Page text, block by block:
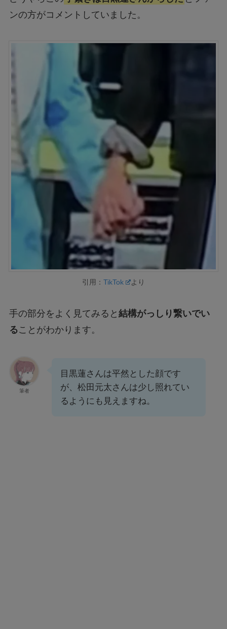
ンの方がコメントしていました。
引用： TikTok より
手の部分をよく見てみると 結構がっしり繋いでい
ることがわかります。
筆者
目黒蓮さんは平然とした顔です
が、松田元太さんは少し照れてい
るようにも見えますね。